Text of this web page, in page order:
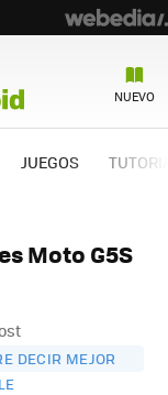
NUEVO
JUEGOS
Moto G5S
DECIR MEJOR